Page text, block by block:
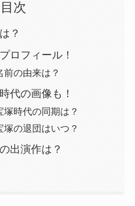
目次
？
ロフィール！
の由来は？
代の画像も！
時代の同期は？
の退団はいつ？
出演作は？